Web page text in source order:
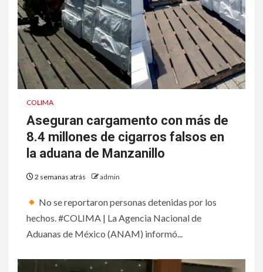
COLIMA
Aseguran cargamento con más de
8.4 millones de cigarros falsos en
la aduana de Manzanillo
2 semanas atrás admin
No se reportaron personas detenidas por los
hechos. #COLIMA | La Agencia Nacional de
Aduanas de México (ANAM) informó...